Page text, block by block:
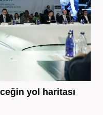
yol haritası